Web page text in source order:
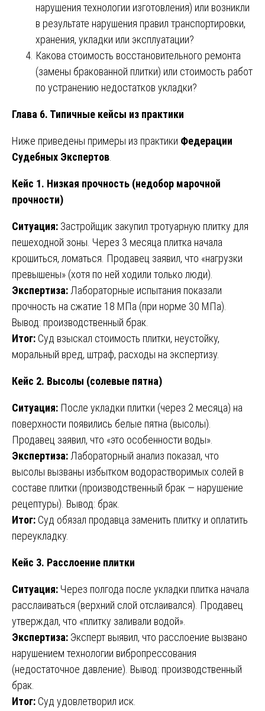
нарушения технологии изготовления) или возникли
в результате нарушения правил транспортировки,
хранения, укладки или эксплуатации?
Какова стоимость восстановительного ремонта
(замены бракованной плитки) или стоимость работ
по устранению недостатков укладки?
Глава 6. Типичные кейсы из практики
Ниже приведены примеры из практики Федерации
Судебных Экспертов
Кейс 1. Низкая прочность (недобор марочной
прочности)
Ситуация: Застройщик закупил тротуарную плитку для
пешеходной зоны. Через 3 месяца плитка начала
крошиться, ломаться. Продавец заявил, что «нагрузки
превышены» (хотя по ней ходили только люди).
Экспертиза: Лабораторные испытания показали
прочность на сжатие 18 МПа (при норме 30 МПа).
Вывод: производственный брак.
Итог: Суд взыскал стоимость плитки, неустойку,
моральный вред, штраф, расходы на экспертизу.
Кейс 2. Высолы (солевые пятна)
Ситуация: После укладки плитки (через 2 месяца) на
поверхности появились белые пятна (высолы).
Продавец заявил, что «это особенности воды».
Экспертиза: Лабораторный анализ показал, что
высолы вызваны избытком водорастворимых солей в
составе плитки (производственный брак — нарушение
рецептуры). Вывод: брак.
Итог: Суд обязал продавца заменить плитку и оплатить
переукладку.
Кейс 3. Расслоение плитки
Ситуация: Через полгода после укладки плитка начала
расслаиваться (верхний слой отслаивался). Продавец
утверждал, что «плитку заливали водой».
Экспертиза: Эксперт выявил, что расслоение вызвано
нарушением технологии вибропрессования
(недостаточное давление). Вывод: производственный
брак.
Итог: Суд удовлетворил иск.